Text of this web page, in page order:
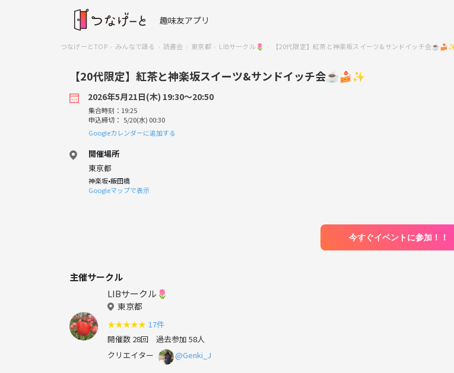
趣味友アプリ
つなげーとTOP みんなで語る 読書会 東京都 LIBサークル🌷 【20代限定】紅茶と神楽坂スイーツ&サンドイッチ会
【20代限定】紅茶と神楽坂スイーツ&サンドイッチ会☕️🍰✨
2026年5月21日(木) 19:30〜20:50
集合時刻：19:25
申込締切： 5/20(水) 00:30
Googleカレンダーに追加する
開催場所
東京都
神楽坂•飯田橋
Googleマップで表示
今すぐイベントに参加！！
主催サークル
LIBサークル🌷
東京都
★★★★★ 17件
開催数 28回 過去参加 58人
クリエイター
@Genki_J